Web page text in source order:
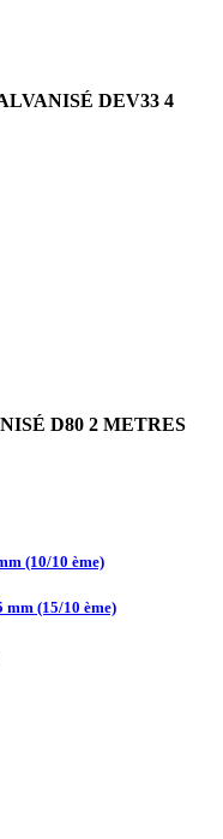
DEV33 4
D80 2 METRES
(10/10 ème)
(15/10 ème)